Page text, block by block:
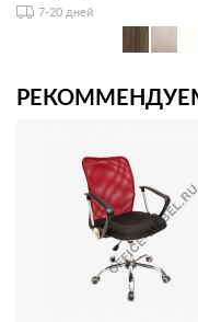
7-20 дней